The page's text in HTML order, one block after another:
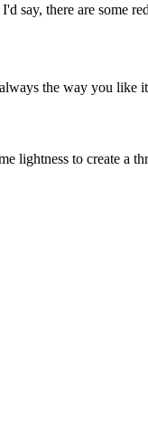
say, there are some
the way you like
lightness to create a